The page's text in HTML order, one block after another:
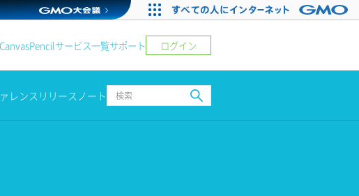
Pencilサービス一覧サポート ログイン
レンス リリースノート